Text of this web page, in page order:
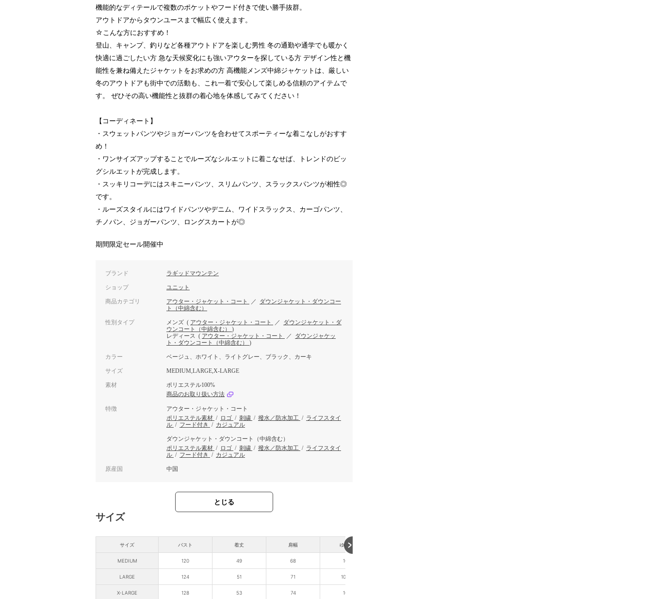
機能的なディテールで複数のポケットやフード付きで使い勝手抜群。
アウトドアからタウンユースまで幅広く使えます。
☆こんな方におすすめ！
登山、キャンプ、釣りなど各種アウトドアを楽しむ男性 冬の通勤や通学でも暖かく
快適に過ごしたい方 急な天候変化にも強いアウターを探している方 デザイン性と機
能性を兼ね備えたジャケットをお求めの方 高機能メンズ中綿ジャケットは、厳しい
冬のアウトドアも街中での活動も、これ一着で安心して楽しめる信頼のアイテムで
す。 ぜひその高い機能性と抜群の着心地を体感してみてください！
【コーディネート】
・スウェットパンツやジョガーパンツを合わせてスポーティーな着こなしがおすす
め！
・ワンサイズアップすることでルーズなシルエットに着こなせば、トレンドのビッ
グシルエットが完成します。
・スッキリコーデにはスキニーパンツ、スリムパンツ、スラックスパンツが相性◎
です。
・ルーズスタイルにはワイドパンツやデニム、ワイドスラックス、カーゴパンツ、
チノパン、ジョガーパンツ、ロングスカートが◎
期間限定セール開催中
ブランド ラギッドマウンテン
ショップ ユニット
商品カテゴリ アウター・ジャケット・コート ／ ダウンジャケット・ダウンコー
ト（中綿含む）
性別タイプ メンズ ( アウター・ジャケット・コート ／ ダウンジャケット・ダ
ウンコート（中綿含む）
)
レディース ( アウター・ジャケット・コート ／ ダウンジャケッ
ト・ダウンコート（中綿含む）
)
カラー ベージュ、ホワイト、ライトグレー、ブラック、カーキ
サイズ MEDIUM,LARGE,X-LARGE
素材
ポリエステル100%
商品のお取り扱い方法
特徴
アウター・ジャケット・コート
ポリエステル素材 / ロゴ / 刺繍 / 撥水／防水加工 / ライフスタイ
ル / フード付き / カジュアル
ダウンジャケット・ダウンコート（中綿含む）
ポリエステル素材 / ロゴ / 刺繍 / 撥水／防水加工 / ライフスタイ
ル / フード付き / カジュアル
原産国 中国
とじる
サイズ
サイズ
MEDIUM
LARGE
X-LARGE
バスト 着丈 肩幅 ゆき丈
120 49 68 100
124 51 71 102.5
128 53 74 105